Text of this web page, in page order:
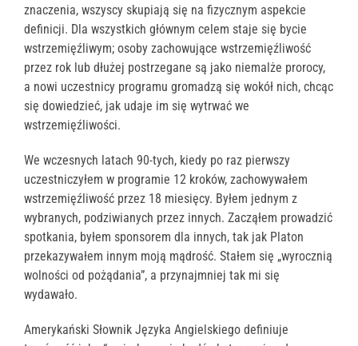
znaczenia, wszyscy skupiają się na fizycznym aspekcie
definicji. Dla wszystkich głównym celem staje się bycie
wstrzemięźliwym; osoby zachowujące wstrzemięźliwość
przez rok lub dłużej postrzegane są jako niemalże prorocy,
a nowi uczestnicy programu gromadzą się wokół nich, chcąc
się dowiedzieć, jak udaje im się wytrwać we
wstrzemięźliwości.
We wczesnych latach 90-tych, kiedy po raz pierwszy
uczestniczyłem w programie 12 kroków, zachowywałem
wstrzemięźliwość przez 18 miesięcy. Byłem jednym z
wybranych, podziwianych przez innych. Zacząłem prowadzić
spotkania, byłem sponsorem dla innych, tak jak Platon
przekazywałem innym moją mądrość. Stałem się „wyrocznią
wolności od pożądania”, a przynajmniej tak mi się
wydawało.
Amerykański Słownik Języka Angielskiego definiuje